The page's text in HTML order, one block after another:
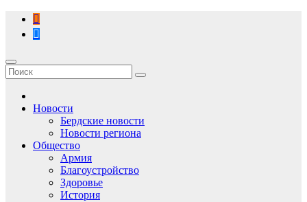
Перейти
содержимому
Новости
Бердские новости
Новости региона
Общество
Армия
Благоустройство
Здоровье
История